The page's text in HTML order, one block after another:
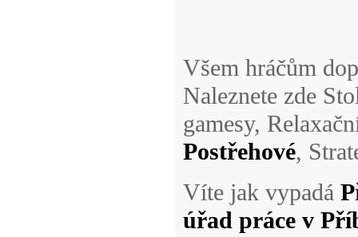
Všem hráčům
Naleznete zde
gamesy,
Postřehové,
Víte jak vypadá
úřad práce v